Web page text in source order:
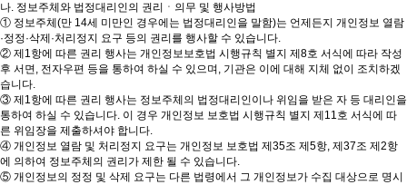
나. 정보주체와 법정대리인의 권리ㆍ의무 및 행사방법
① 정보주체(만 14세 미만인 경우에는 법정대리인을 말함)는 언제든지 개인정보 열람
·정정·삭제·처리정지 요구 등의 권리를 행사할 수 있습니다.
② 제1항에 따른 권리 행사는 개인정보보호법 시행규칙 별지 제8호 서식에 따라 작성
후 서면, 전자우편 등을 통하여 하실 수 있으며, 기관은 이에 대해 지체 없이 조치하겠
습니다.
③ 제1항에 따른 권리 행사는 정보주체의 법정대리인이나 위임을 받은 자 등 대리인을
통하여 하실 수 있습니다. 이 경우 개인정보 보호법 시행규칙 별지 제11호 서식에 따
른 위임장을 제출하셔야 합니다.
④ 개인정보 열람 및 처리정지 요구는 개인정보 보호법 제35조 제5항, 제37조 제2항
에 의하여 정보주체의 권리가 제한 될 수 있습니다.
⑤ 개인정보의 정정 및 삭제 요구는 다른 법령에서 그 개인정보가 수집 대상으로 명시